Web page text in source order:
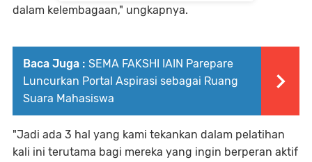
dalam kelembagaan," ungkapnya.
Baca Juga : SEMA FAKSHI IAIN Parepare
Luncurkan Portal Aspirasi sebagai Ruang
Suara Mahasiswa
"Jadi ada 3 hal yang kami tekankan dalam pelatihan
kali ini terutama bagi mereka yang ingin berperan aktif